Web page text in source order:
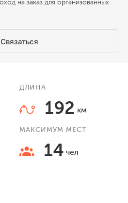
на заказ для организованных
Связаться
ДЛИНА
192 км
МАКСИМУМ МЕСТ
14 чел